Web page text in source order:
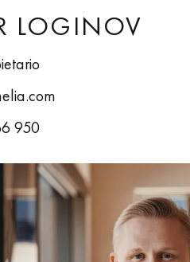
LOGINOV
950